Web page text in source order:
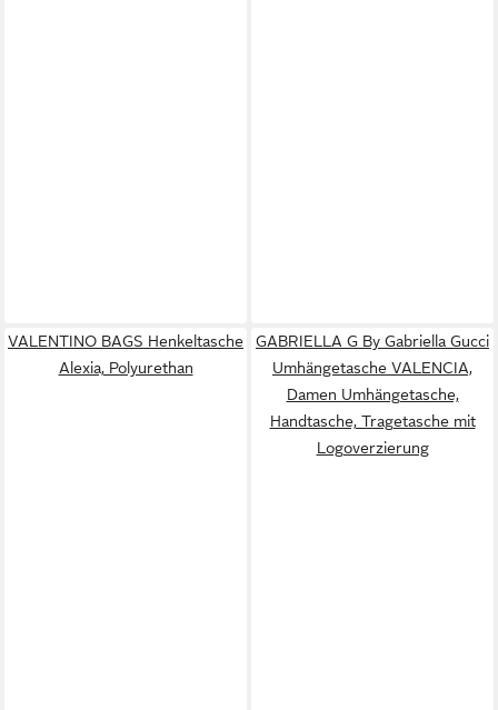
VALENTINO BAGS Henkeltasche
Alexia, Polyurethan
GABRIELLA G By Gabriella Gucci
Umhängetasche VALENCIA,
Damen Umhängetasche,
Handtasche, Tragetasche mit
Logoverzierung